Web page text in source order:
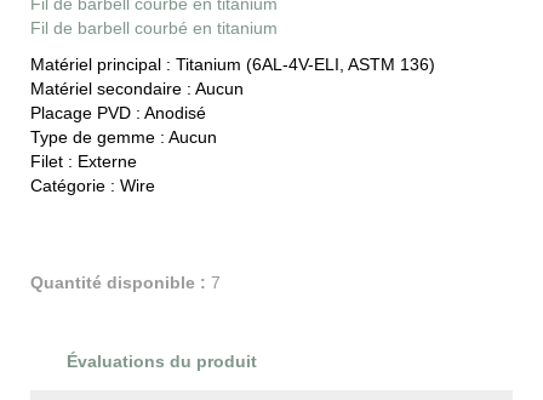
Fil de barbell courbé en titanium
Fil de barbell courbé en titanium
Matériel principal : Titanium (6AL-4V-ELI, ASTM 136)
Matériel secondaire : Aucun
Placage PVD : Anodisé
Type de gemme : Aucun
Filet : Externe
Catégorie : Wire
Quantité disponible : 7
Évaluations du produit